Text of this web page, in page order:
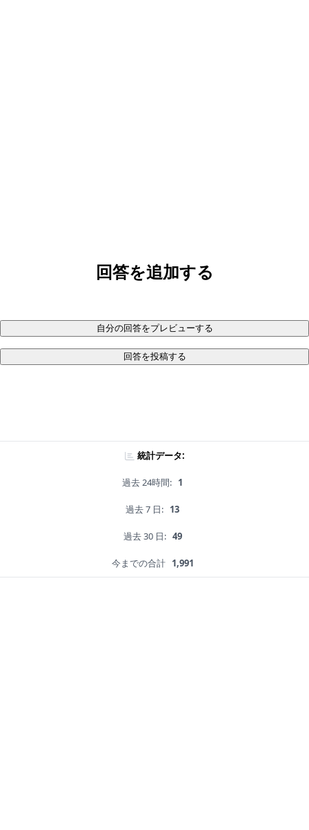
回答を追加する
自分の回答をプレビューする
回答を投稿する
統計データ:
過去 24時間: 1
過去 7 日: 13
過去 30 日: 49
今までの合計 1,991